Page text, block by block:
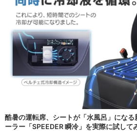
酷暑の運転席、シートが「水風呂」になる
ーラー「SPEEDER 瞬冷」を実際に試して